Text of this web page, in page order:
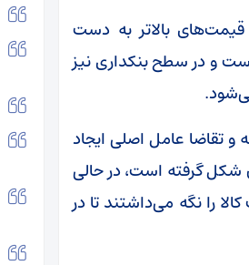
قیمت‌های بالاتر به دست
و در سطح بنکداری نیز
و تقاضا عامل اصلی ایجاد
شکل گرفته است، در حالی
را نگه می‌داشتند تا در